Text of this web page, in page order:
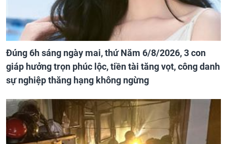
Đúng 6h sáng ngày mai, thứ Năm 6/8/2026, 3 con
giáp hưởng trọn phúc lộc, tiền tài tăng vọt, công danh
sự nghiệp thăng hạng không ngừng